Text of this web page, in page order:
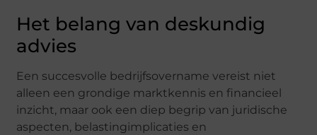
Het belang van deskundig
advies
Een succesvolle bedrijfsovername vereist niet
alleen een grondige marktkennis en financieel
inzicht, maar ook een diep begrip van juridische
aspecten, belastingimplicaties en